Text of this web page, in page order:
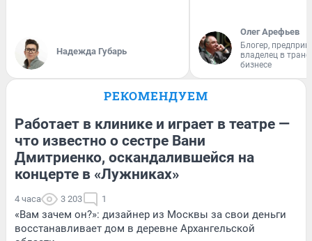
Надежда Губарь
Олег Арефьев
Блогер,
владелец в
бизнесе
РЕКОМЕНДУЕМ
Работает в клинике и играет в театре —
что известно о сестре Вани
Дмитриенко, оскандалившейся на
концерте в «Лужниках»
4 часа 3 203 1
«Вам зачем он?»: дизайнер из Москвы за свои деньги
восстанавливает дом в деревне Архангельской